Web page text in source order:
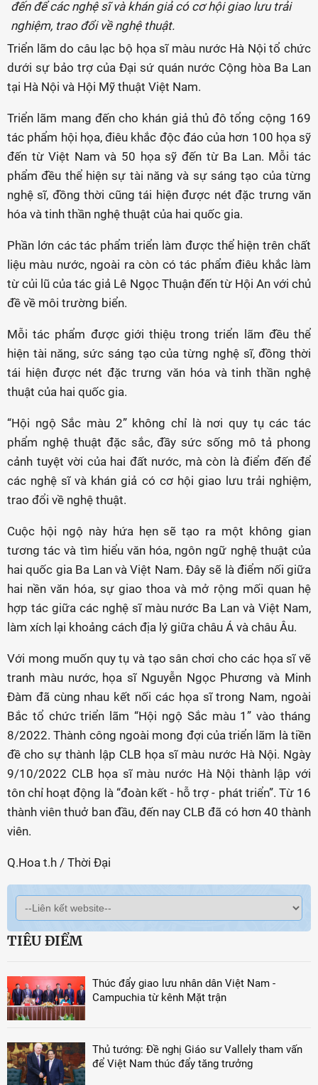
đến để các nghệ sĩ và khán giả có cơ hội giao lưu trải
nghiệm, trao đổi về nghệ thuật.
Triển lãm do câu lạc bộ họa sĩ màu nước Hà Nội tổ chức
dưới sự bảo trợ của Đại sứ quán nước Cộng hòa Ba Lan
tại Hà Nội và Hội Mỹ thuật Việt Nam.
Triển lãm mang đến cho khán giả thủ đô tổng cộng 169
tác phẩm hội họa, điêu khắc độc đáo của hơn 100 họa sỹ
đến từ Việt Nam và 50 họa sỹ đến từ Ba Lan. Mỗi tác
phẩm đều thể hiện sự tài năng và sự sáng tạo của từng
nghệ sĩ, đồng thời cũng tái hiện được nét đặc trưng văn
hóa và tinh thần nghệ thuật của hai quốc gia.
Phần lớn các tác phẩm triển làm được thể hiện trên chất
liệu màu nước, ngoài ra còn có tác phẩm điêu khắc làm
từ củi lũ của tác giả Lê Ngọc Thuận đến từ Hội An với chủ
đề về môi trường biển.
Mỗi tác phẩm được giới thiệu trong triển lãm đều thể
hiện tài năng, sức sáng tạo của từng nghệ sĩ, đồng thời
tái hiện được nét đặc trưng văn hóa và tinh thần nghệ
thuật của hai quốc gia.
“Hội ngộ Sắc màu 2” không chỉ là nơi quy tụ các tác
phẩm nghệ thuật đặc sắc, đầy sức sống mô tả phong
cảnh tuyệt vời của hai đất nước, mà còn là điểm đến để
các nghệ sĩ và khán giả có cơ hội giao lưu trải nghiệm,
trao đổi về nghệ thuật.
Cuộc hội ngộ này hứa hẹn sẽ tạo ra một không gian
tương tác và tìm hiểu văn hóa, ngôn ngữ nghệ thuật của
hai quốc gia Ba Lan và Việt Nam. Đây sẽ là điểm nối giữa
hai nền văn hóa, sự giao thoa và mở rộng mối quan hệ
hợp tác giữa các nghệ sĩ màu nước Ba Lan và Việt Nam,
làm xích lại khoảng cách địa lý giữa châu Á và châu Âu.
Với mong muốn quy tụ và tạo sân chơi cho các họa sĩ vẽ
tranh màu nước, họa sĩ Nguyễn Ngọc Phương và Minh
Đàm đã cùng nhau kết nối các họa sĩ trong Nam, ngoài
Bắc tổ chức triển lãm “Hội ngộ Sắc màu 1” vào tháng
8/2022. Thành công ngoài mong đợi của triển lãm là tiền
đề cho sự thành lập CLB họa sĩ màu nước Hà Nội. Ngày
9/10/2022 CLB họa sĩ màu nước Hà Nội thành lập với
tôn chỉ hoạt động là “đoàn kết - hỗ trợ - phát triển”. Từ 16
thành viên thuở ban đầu, đến nay CLB đã có hơn 40 thành
viên.
Q.Hoa t.h / Thời Đại
TIÊU ĐIỂM
Thúc đẩy giao lưu nhân dân Việt Nam -
Campuchia từ kênh Mặt trận
Thủ tướng: Đề nghị Giáo sư Vallely tham vấn
để Việt Nam thúc đẩy tăng trưởng